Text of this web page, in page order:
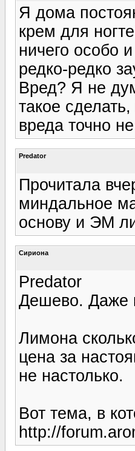
Я дома
крем для
ничего особо
редко-редко
Вред? Я не
такое
вреда точно не
Predator
Прочитала
миндальное
основу и ЭМ
Сириона
Predator
Дешево. Даже
Лимона
цена за
не настолько.
Вот тема, в
http://